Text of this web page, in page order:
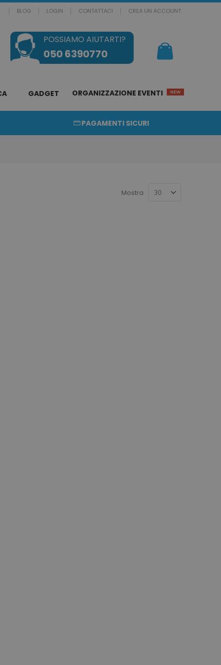
BLOG LOGIN CONTATTACI CREA UN ACCOUNT
POSSIAMO AIUTARTI?
050 6390770
GADGET ORGANIZZAZIONE EVENTI NEW
PAGAMENTI SICURI
Mostra